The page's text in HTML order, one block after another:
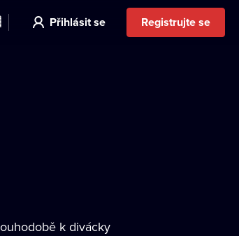
Přihlásit se Registrujte se
k divácky